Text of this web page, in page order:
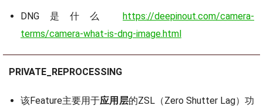
DNG是什么
https://deepinout.com/camera-
terms/camera-what-is-dng-image.html
PRIVATE_REPROCESSING
该Feature主要用于应用层的ZSL（Zero Shutter Lag）功